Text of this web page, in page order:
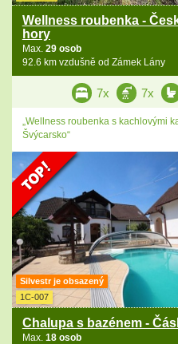
Wellness roubenka -
hory
Max. 29 osob
92.6 km vzdušně od Zámek Lány
7x 7x
„Wellness roubenka s kachlovými
Švýcarsko“
Silvestr je obsazený
1C-007
Chalupa s bazénem -
Max. 18 osob